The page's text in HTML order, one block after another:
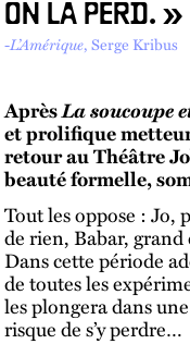
ON LA PERD. »
-L’Amérique, Serge Kribus
AprèsLa soucoupe
et prolifique metteur
retour au Théâtre
beauté formelle,
Tout les oppose : Jo,
de rien, Babar,
Dans cette période
de toutes les
les plongera dans
risque de s’y perdre…